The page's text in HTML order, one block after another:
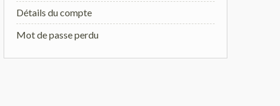
Détails du compte
Mot de passe perdu